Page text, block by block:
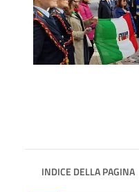
INDICE DELLA PAGINA